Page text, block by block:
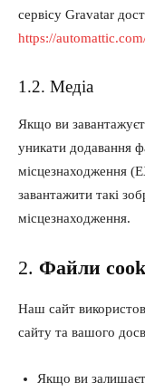
сервісу Gravatar
https://
1.2. Медіа
Якщо ви
уникати додавання
місцезнаходження
завантажити такі
місцезнаходження.
2. Файли
Наш сайт
сайту та вашого
Якщо ви